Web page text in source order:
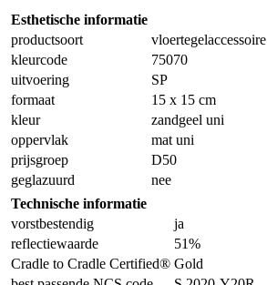
Esthetische informatie
productsoort
vloertegelaccessoire
kleurcode
75070
uitvoering
SP
formaat
15 x 15 cm
kleur
zandgeel uni
oppervlak
mat uni
prijsgroep
D50
geglazuurd
nee
Technische informatie
vorstbestendig
ja
reflectiewaarde
51%
Cradle to Cradle Certified® Gold